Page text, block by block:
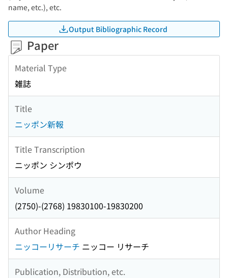
name, etc.), etc.
Output Bibliographic Record
Paper
Material Type
雑誌
Title
ニッポン新報
Title Transcription
ニッポン シンポウ
Volume
(2750)-(2768) 19830100-19830200
Author Heading
ニッコーリサーチ ニッコー リサーチ
Publication, Distribution, etc.